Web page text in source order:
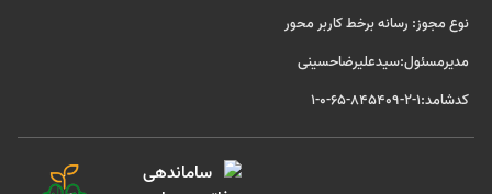
نوع مجوز: رسانه برخط کاربر محور
مدیرمسئول:سیدعلیرضاحسینی
کدشامد:1-2-845409-65-0-1